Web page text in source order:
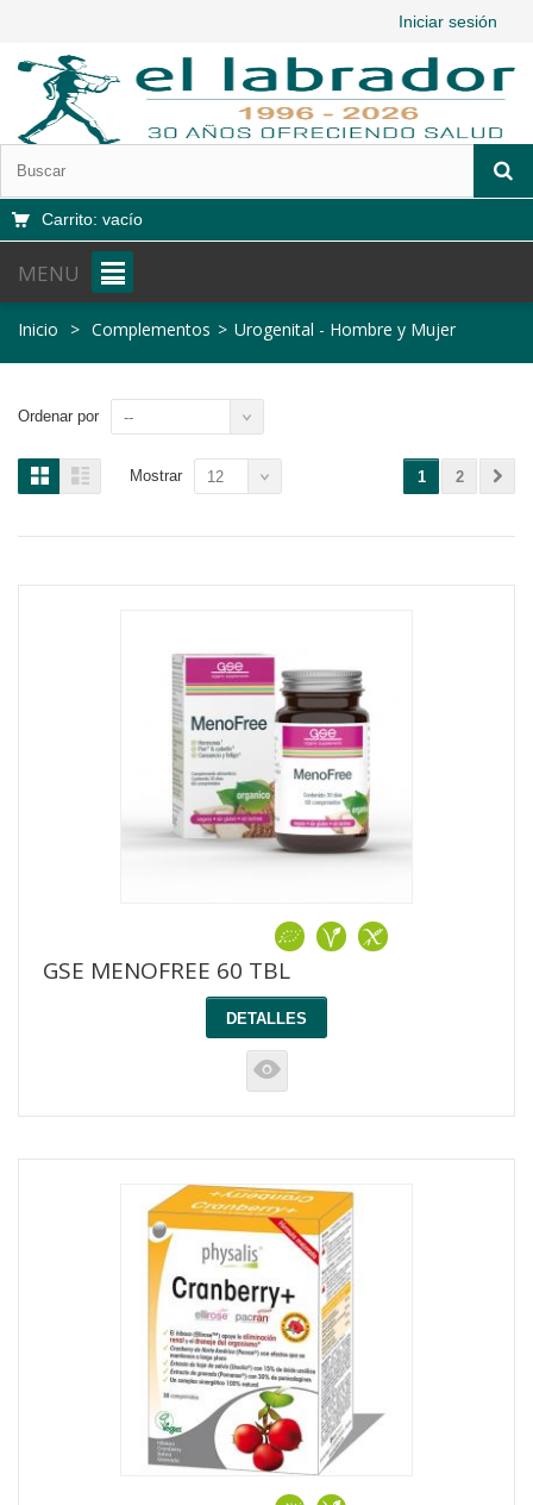
Iniciar sesión
Carrito: vacío
MENU
Inicio > Complementos > Urogenital - Hombre y Mujer
Ordenar por --
Mostrar 12 1 2
GSE MENOFREE 60 TBL
DETALLES
K